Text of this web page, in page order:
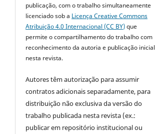
publicação, com o trabalho simultaneamente
licenciado sob a Licença Creative Commons
Atribuição 4.0 Internacional (CC BY)que
permite o compartilhamento do trabalho com
reconhecimento da autoria e publicação inicial
nesta revista.
Autores têm autorização para assumir
contratos adicionais separadamente, para
distribuição não exclusiva da versão do
trabalho publicada nesta revista (ex.:
publicar em repositório institucional ou